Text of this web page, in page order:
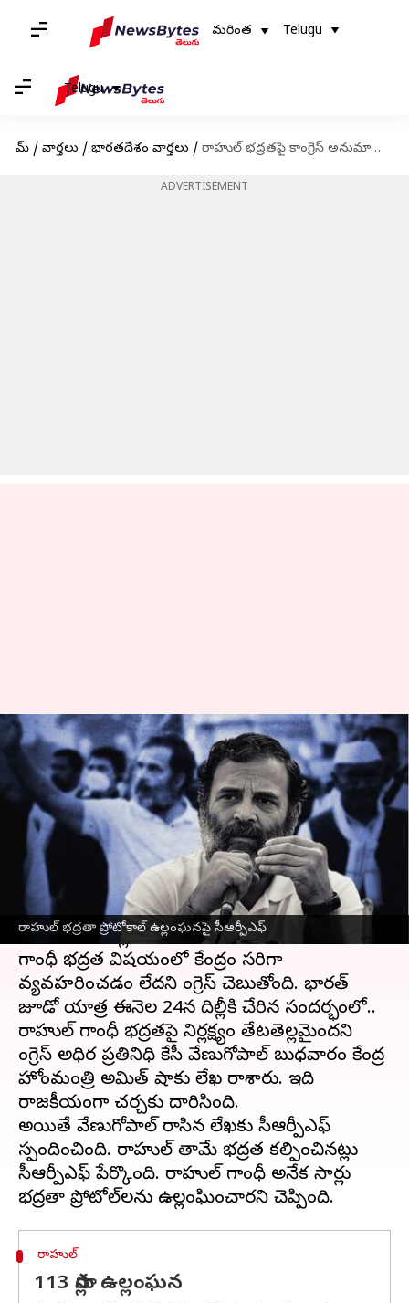
మరింత Telugu
Telugu
హోమ్ / వార్తలు / భారతదేశం వార్తలు / రాహుల్ భద్రతపై కాంగ్రెస్ అనుమానాలు.. కేంద్రం ఏం అంటోంది?
ADVERTISEMENT
రాహుల్ భద్రతా ప్రోటోకాల్‌ ఉల్లంఘనపై సీఆర్పీఎఫ్
రాహుల్ భద్రతపై కాంగ్రెస్
అనుమానాలు.. కేంద్రం ఏం
అంటోంది?
వ్రాసిన వారు Stalin Dec 29, 2022 03:54 pm
ఈ వార్తాకథనం ఏంటి
కాంగ్రెస్ అగ్రనేత రాహుల్ గాంధీ భద్రత విషయం ఇప్పడు
దేశ రాజకీయాల్లో హాట్ టాపిక్‌గా మారింది. రాహుల్
గాంధీ భద్రత విషయంలో కేంద్రం సరిగా
వ్యవహరించడం లేదని కాంగ్రెస్ చెబుతోంది. భారత్
జూడో యాత్ర ఈనెల 24న దిల్లీకి చేరిన సందర్భంలో..
రాహుల్ గాంధీ భద్రతపై నిర్లక్ష్యం తేటతెల్లమైందని
కాంగ్రెస్ అధికార ప్రతినిధి కేసీ వేణుగోపాల్ బుధవారం కేంద్ర
హోంమంత్రి అమిత్ షాకు లేఖ రాశారు. ఇది
రాజకీయంగా చర్చకు దారిసింది.
అయితే వేణుగోపాల్ రాసిన లేఖకు సీఆర్పీఎఫ్
స్పందించింది. రాహుల్ తామే భద్రత కల్పించినట్లు
సీఆర్పీఎఫ్ పేర్కొంది. రాహుల్ గాంధీ అనేక సార్లు
రాహుల్
113 సార్లు ఉల్లంఘన